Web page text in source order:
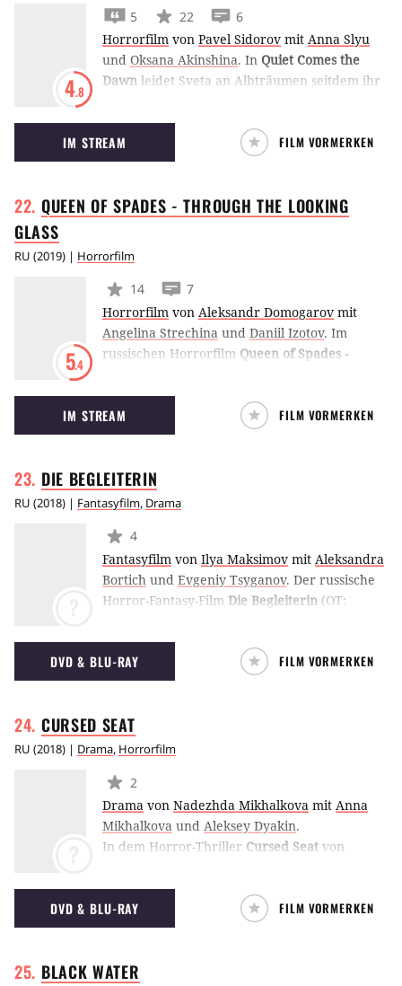
sein Unwesen, das ihnen nach dem Leben
trachtet. (JFW)
4.8
5 22
6
Horrorfilm von Pavel Sidorov mit Anna Slyu
und Oksana Akinshina. In Quiet Comes the
Dawn leidet Sveta an Albträumen seitdem ihr
gestorben ist. Auf der Suche nach Antworten
nimmt sie an einem Experiment teil. Das stellt
sich jedoch schlimmer als jeder Albtraum
IM STREAM FILM VORMERKEN
QUEEN OF SPADES - THROUGH THE LOOKING
GLASS
RU (2019) | Horrorfilm
5.4
14
7
Horrorfilm von Aleksandr Domogarov mit
Angelina Strechina und Daniil Izotov. Im
russischen Horrorfilm Queen of Spades -
Schüler eines Internats ihre Wünsche von der
mysteriösen Pik-Dame erfüllen - die dafür
jedoch eine blutige Gegenleistung verlangt.
IM STREAM FILM VORMERKEN
DIE BEGLEITERIN
RU (2018) | Fantasyfilm, Drama
4
Fantasyfilm von Ilya Maksimov mit Aleksandra
Bortich und Evgeniy Tsyganov. Der russische
Horror-Fantasy-Film Die Begleiterin (OT:
Weise die Grenze zwischen Realität und
Vorstellungskraft. (ES)
DVD & BLU-RAY FILM VORMERKEN
CURSED SEAT
RU (2018) | Drama, Horrorfilm
2
Drama von Nadezhda Mikhalkova mit Anna
Mikhalkova und Aleksey Dyakin.
In dem Horror-Thriller Cursed Seat von
Teenagern von bösen Mächten heimgesucht.
Dabei sterben ihre Klassenkameraden einer
nach dem anderen grausame Tode. (PR)
DVD & BLU-RAY FILM VORMERKEN
BLACKWATER